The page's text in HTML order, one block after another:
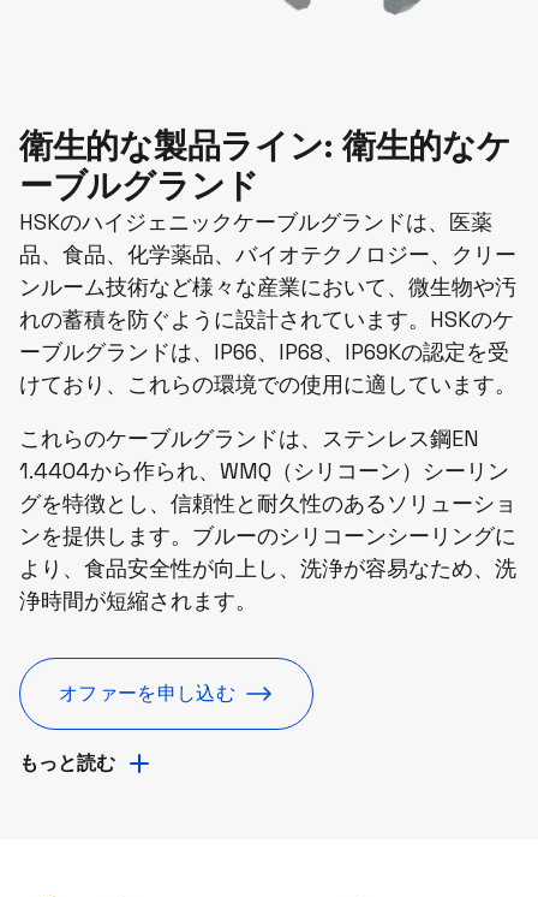
衛生的な製品ライン: 衛生的なケ
ーブルグランド
HSKのハイジェニックケーブルグランドは、医薬
品、食品、化学薬品、バイオテクノロジー、クリー
ンルーム技術など様々な産業において、微生物や汚
れの蓄積を防ぐように設計されています。HSKのケ
ーブルグランドは、IP66、IP68、IP69Kの認定を受
けており、これらの環境での使用に適しています。
これらのケーブルグランドは、ステンレス鋼EN
1.4404から作られ、WMQ（シリコーン）シーリン
グを特徴とし、信頼性と耐久性のあるソリューショ
ンを提供します。ブルーのシリコーンシーリングに
より、食品安全性が向上し、洗浄が容易なため、洗
浄時間が短縮されます。
オファーを申し込む
もっと読む